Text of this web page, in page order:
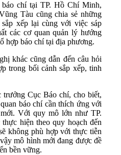
chí tại TP. Hồ Chí Minh,
Tàu cũng chia sẻ những
xếp lại cùng với việc sáp
các cơ quan quản lý hướng
hợp báo chí tại địa phương.
khác cũng dẫn đến câu hỏi
trong bối cảnh sắp xếp, tinh
Cục Báo chí, cho biết,
báo chí cần thích ứng với
Với quy mô lớn như TP.
hiện theo quy hoạch đến
không phù hợp với thực tiễn
mô hình mới đang được đề
bền vững.